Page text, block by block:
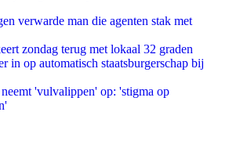
verwarde man die agenten stak met
zondag terug met lokaal 32 graden
in op automatisch staatsburgerschap bij
'vulvalippen' op: 'stigma op